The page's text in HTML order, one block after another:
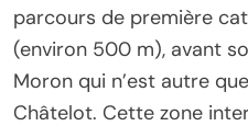
parcours de première
(environ 500 m), avant
Moron qui n’est autre
Châtelot. Cette zone